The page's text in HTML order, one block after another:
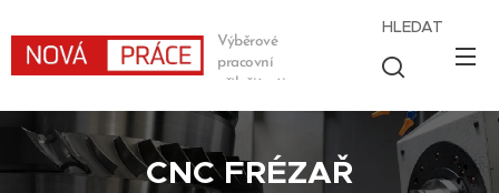
Výběrové
pracovní
příležitosti
HLEDAT
CNC FRÉZAŘ